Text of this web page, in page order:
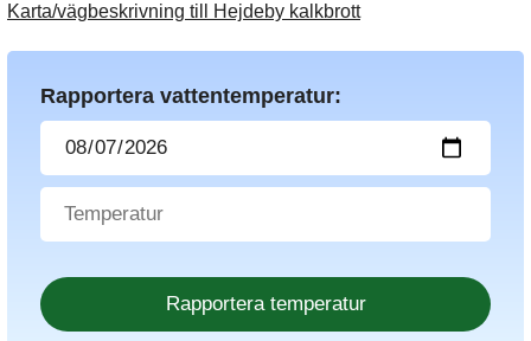
Karta/vägbeskrivning till Hejdeby kalkbrott
Rapportera vattentemperatur: